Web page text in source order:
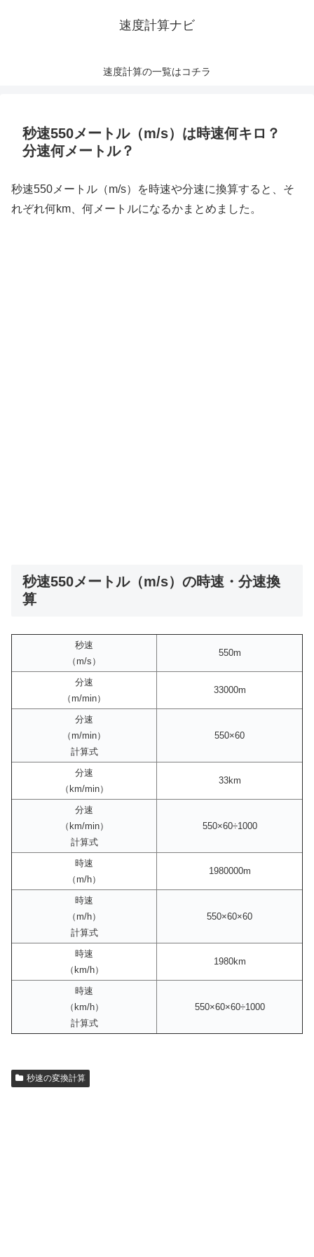
速度計算ナビ
速度計算の一覧はコチラ
秒速550メートル（m/s）は時速何キロ？
分速何メートル？
秒速550メートル（m/s）を時速や分速に換算すると、そ
れぞれ何km、何メートルになるかまとめました。
秒速550メートル（m/s）の時速・分速換
算
秒速
（m/s）
550m
分速
（m/min）
33000m
分速
（m/min）
計算式
550×60
分速
（km/min）
33km
分速
（km/min）
計算式
550×60÷1000
時速
（m/h）
1980000m
時速
（m/h）
計算式
550×60×60
時速
（km/h）
1980km
時速
（km/h）
計算式
550×60×60÷1000
秒速の変換計算